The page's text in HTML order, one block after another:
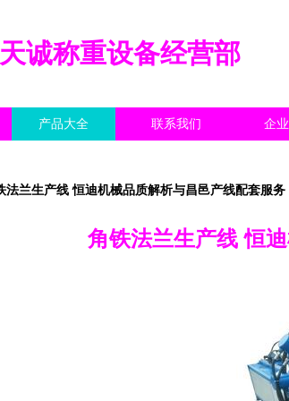
诚称重设备经营部
产品大全 联系我们 企
法兰生产线 恒迪机械品质解析与昌邑产线配套服务
角铁法兰生产线 恒